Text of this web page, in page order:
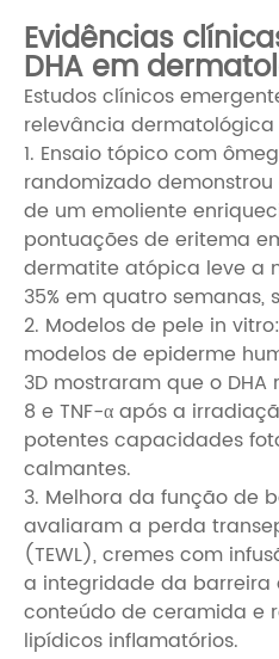
Evidências
DHA em
Estudos clínicos
relevância dermatológica
1. Ensaio tópico com
randomizado
de um emoliente
pontuações de eritema
dermatite atópica leve a
35% em quatro semanas,
2. Modelos de pele in
modelos de epiderme
3D mostraram que o
8 e TNF-α após a
potentes capacidades
calmantes.
3. Melhora da função de
avaliaram a perda
(TEWL), cremes com
a integridade da barreira
conteúdo de ceramida e
lipídicos inflamatórios.